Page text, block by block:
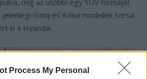
Process My Personal
Ioniq és Kona modellek sorsa
ki a Hyundai.